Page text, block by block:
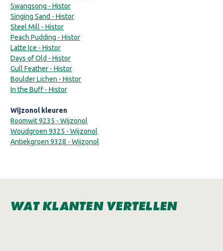
Swangsong - Histor
Singing Sand - Histor
Steel Mill - Histor
Peach Pudding - Histor
Latte Ice - Histor
Days of Old - Histor
Gull Feather - Histor
Boulder Lichen - Histor
In the Buff - Histor
Wijzonol kleuren
Roomwit 9235 - Wijzonol
Woudgroen 9325 - Wijzonol
Antiekgroen 9328 - Wijzonol
WAT KLANTEN VERTELLEN